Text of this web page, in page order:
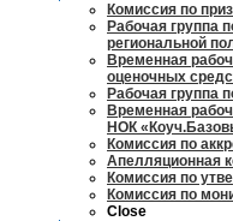
Комиссия по
Рабочая группа
региональной
Временная
оценочных
Рабочая группа
Временная
НОК
Комиссия по
Апелляционная
Комиссия по
Комиссия по
Close